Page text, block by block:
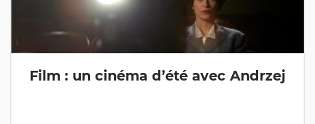
Film : un cinéma d’été avec Andrzej